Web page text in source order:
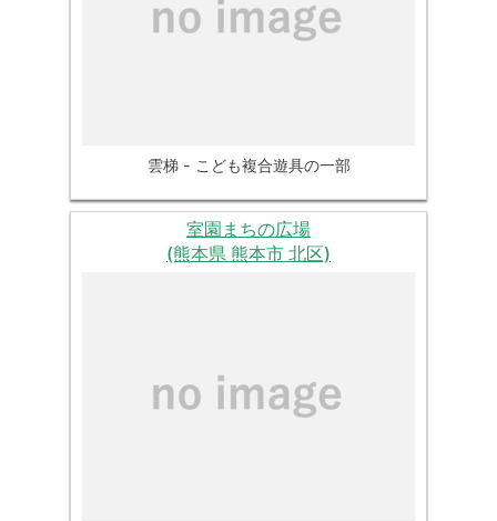
雲梯 - こども複合遊具の一部
室園まちの広場
(熊本県 熊本市 北区)